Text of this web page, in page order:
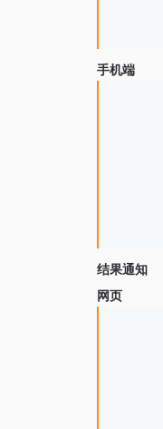
手机端
结果通知
网页